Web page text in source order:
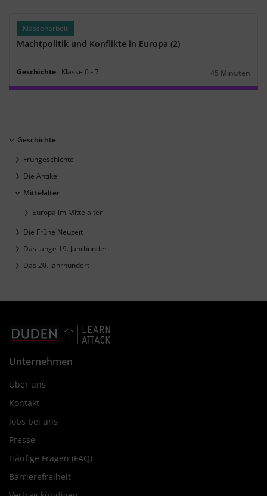
Klassenarbeit
Machtpolitik und Konflikte in Europa (2)
Geschichte Klasse 6 ‐7
Dauer:
45 Minuten
Geschichte
Frühgeschichte
Die Antike
Mittelalter
Europa im Mittelalter
Die Frühe Neuzeit
Das lange 19. Jahrhundert
Das 20. Jahrhundert
Unternehmen
Über uns
Kontakt
Jobs bei uns
Presse
Häufige Fragen (FAQ)
Barrierefreiheit